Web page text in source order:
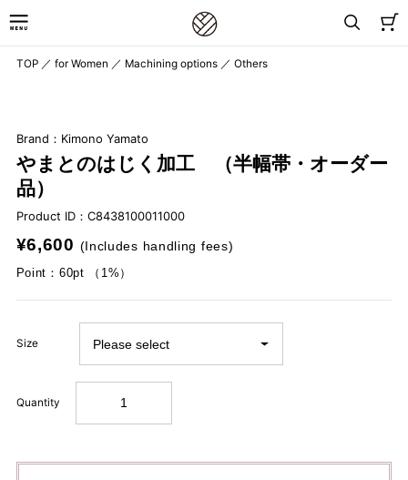
TOP ／ for Women ／ Machining options ／ Others
Brand：Kimono Yamato
やまとのはじく加工 （半幅帯・オーダー
品）
Product ID： C8438100011000
¥6,600 (Includes handling fees)
Point：60pt （1%）
Size
Quantity